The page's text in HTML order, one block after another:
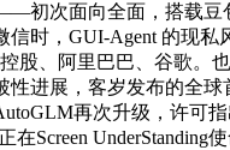
初次面向全面，搭载豆
信时，GUI-Agent 的现私
股、阿里巴巴、谷歌。
性进展，客岁发布的全
再次升级，许可指
在Screen UnderStanding